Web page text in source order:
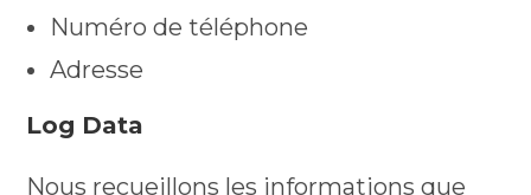
Numéro de téléphone
Adresse
Log Data
Nous recueillons les informations que